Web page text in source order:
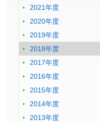
2021年度
2020年度
2019年度
2018年度
2017年度
2016年度
2015年度
2014年度
2013年度